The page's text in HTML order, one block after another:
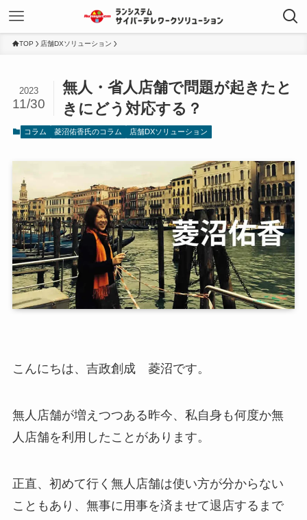
TOP 店舗DXソリューション
無人・省人店舗で問題が起きたと
きにどう対応する？
2023
11/30
コラム 菱沼佑香氏のコラム 店舗DXソリューション
こんにちは、吉政創成 菱沼です。
無人店舗が増えつつある昨今、私自身も何度か無
人店舗を利用したことがあります。
正直、初めて行く無人店舗は使い方が分からない
こともあり、無事に用事を済ませて退店するまで